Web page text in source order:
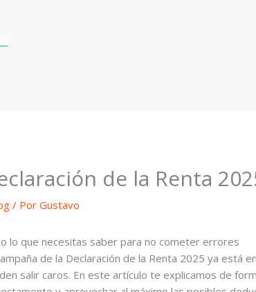
de la Renta
/ PorGustavo
lo que necesitas saber para no cometer errores
de la Declaración de la Renta 2025 ya está
salir caros. En este artículo te explicamos de